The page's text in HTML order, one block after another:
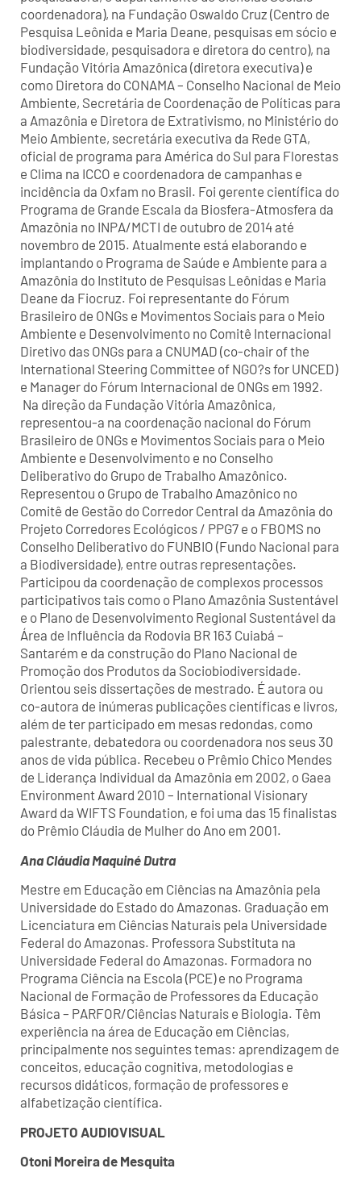
coordenadora), na Fundação Oswaldo Cruz (Centro de
Pesquisa Leônida e Maria Deane, pesquisas em sócio e
biodiversidade, pesquisadora e diretora do centro), na
Fundação Vitória Amazônica (diretora executiva) e
como Diretora do CONAMA – Conselho Nacional de Meio
Ambiente, Secretária de Coordenação de Políticas para
a Amazônia e Diretora de Extrativismo, no Ministério do
Meio Ambiente, secretária executiva da Rede GTA,
oficial de programa para América do Sul para Florestas
e Clima na ICCO e coordenadora de campanhas e
incidência da Oxfam no Brasil. Foi gerente científica do
Programa de Grande Escala da Biosfera-Atmosfera da
Amazônia no INPA/MCTI de outubro de 2014 até
novembro de 2015. Atualmente está elaborando e
implantando o Programa de Saúde e Ambiente para a
Amazônia do Instituto de Pesquisas Leônidas e Maria
Deane da Fiocruz. Foi representante do Fórum
Brasileiro de ONGs e Movimentos Sociais para o Meio
Ambiente e Desenvolvimento no Comitê Internacional
Diretivo das ONGs para a CNUMAD (co-chair of the
International Steering Committee of NGO?s for UNCED)
e Manager do Fórum Internacional de ONGs em 1992.
Na direção da Fundação Vitória Amazônica,
representou-a na coordenação nacional do Fórum
Brasileiro de ONGs e Movimentos Sociais para o Meio
Ambiente e Desenvolvimento e no Conselho
Deliberativo do Grupo de Trabalho Amazônico.
Representou o Grupo de Trabalho Amazônico no
Comitê de Gestão do Corredor Central da Amazônia do
Projeto Corredores Ecológicos / PPG7 e o FBOMS no
Conselho Deliberativo do FUNBIO (Fundo Nacional para
a Biodiversidade), entre outras representações.
Participou da coordenação de complexos processos
participativos tais como o Plano Amazônia Sustentável
e o Plano de Desenvolvimento Regional Sustentável da
Área de Influência da Rodovia BR 163 Cuiabá –
Santarém e da construção do Plano Nacional de
Promoção dos Produtos da Sociobiodiversidade.
Orientou seis dissertações de mestrado. É autora ou
co-autora de inúmeras publicações científicas e livros,
além de ter participado em mesas redondas, como
palestrante, debatedora ou coordenadora nos seus 30
anos de vida pública. Recebeu o Prêmio Chico Mendes
de Liderança Individual da Amazônia em 2002, o Gaea
Environment Award 2010 – International Visionary
Award da WIFTS Foundation, e foi uma das 15 finalistas
do Prêmio Cláudia de Mulher do Ano em 2001.
Ana Cláudia Maquiné Dutra
Mestre em Educação em Ciências na Amazônia pela
Universidade do Estado do Amazonas. Graduação em
Licenciatura em Ciências Naturais pela Universidade
Federal do Amazonas. Professora Substituta na
Universidade Federal do Amazonas. Formadora no
Programa Ciência na Escola (PCE) e no Programa
Nacional de Formação de Professores da Educação
Básica – PARFOR/Ciências Naturais e Biologia. Têm
experiência na área de Educação em Ciências,
principalmente nos seguintes temas: aprendizagem de
conceitos, educação cognitiva, metodologias e
recursos didáticos, formação de professores e
alfabetização científica.
PROJETO AUDIOVISUAL
Otoni Moreira de Mesquita